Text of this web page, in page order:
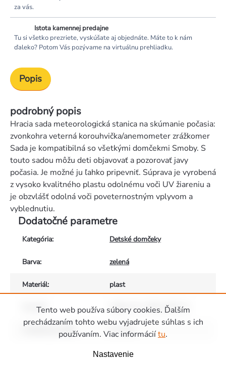
Tento web používa súbory cookies. Ďalším
prechádzaním tohto webu vyjadrujete súhlas s ich
používaním. Viac informáciítu.
Nastavenie
za vás.
Istota kamennej predajne
Tu si všetko prezriete, vyskúšate aj objednáte. Máte to k nám
ďaleko? Potom Vás pozývame na virtuálnu prehliadku.
Popis
podrobný popis
Hracia sada meteorologická stanica na skúmanie počasia:
zvonkohra veterná korouhvička/anemometer zrážkomer
Sada je kompatibilná so všetkými domčekmi Smoby. S
touto sadou môžu deti objavovať a pozorovať javy
počasia. Je možné ju ľahko pripevniť. Súprava je vyrobená
z vysoko kvalitného plastu odolnému voči UV žiareniu a
je obzvlášť odolná voči poveternostným vplyvom a
vyblednutiu.
Dodatočné parametre
Kategória: Detské domčeky
Barva: zelená
Materiál: plast
Rozměr: výška 9 cm, šířka 18,5 cm
Vhodné pro děti: od 2 let